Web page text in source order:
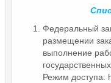
Федеральный
размещении
выполнение
Режим доступа: